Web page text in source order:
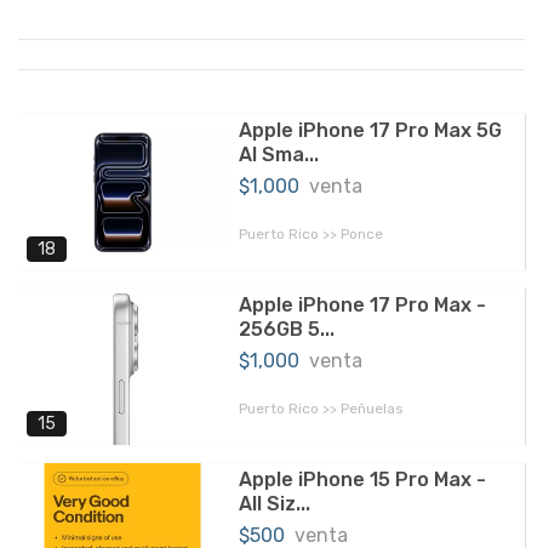
18
Apple iPhone 17 Pro Max 5G
AI Sma...
$1,000 venta
Puerto Rico >> Ponce
15
Apple iPhone 17 Pro Max -
256GB 5...
$1,000 venta
Puerto Rico >> Peñuelas
Apple iPhone 15 Pro Max -
All Siz...
$500 venta